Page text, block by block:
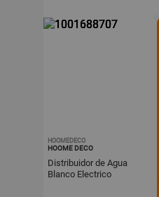
HOOMEDECO
HOOME DECO
Distribuidor de Agua
Blanco Electrico